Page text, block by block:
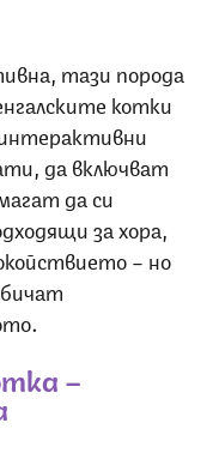
тази порода
котки
да включват
да си
за хора,
– но
–